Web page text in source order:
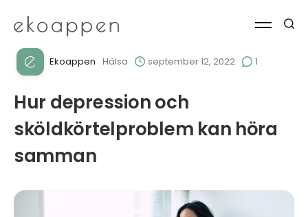
Ekoappen Hälsa september 12, 2022 1
Hur depression och
sköldkörtelproblem kan höra
samman